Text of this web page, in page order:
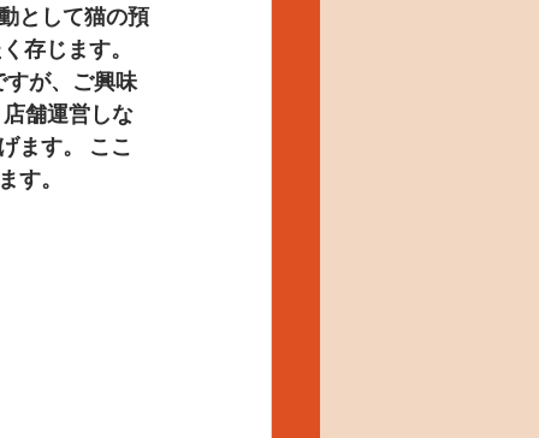
として猫の預
存じます。
すが、ご興味
舗運営しな
ます。 ここ
す。